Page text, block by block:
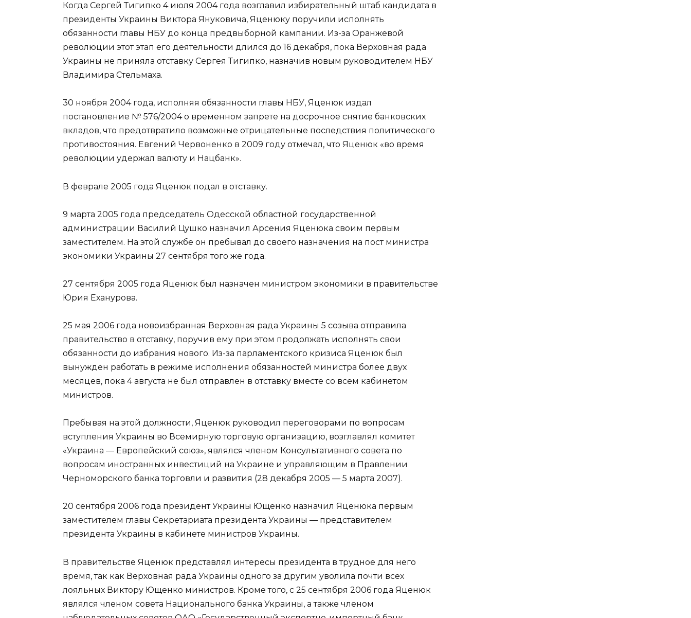
Когда Сергей Тигипко 4 июля 2004 года возглавил избирательный штаб кандидата в
президенты Украины Виктора Януковича, Яценюку поручили исполнять
обязанности главы НБУ до конца предвыборной кампании. Из-за Оранжевой
революции этот этап его деятельности длился до 16 декабря, пока Верховная рада
Украины не приняла отставку Сергея Тигипко, назначив новым руководителем НБУ
Владимира Стельмаха.
30 ноября 2004 года, исполняя обязанности главы НБУ, Яценюк издал
постановление № 576/2004 о временном запрете на досрочное снятие банковских
вкладов, что предотвратило возможные отрицательные последствия политического
противостояния. Евгений Червоненко в 2009 году отмечал, что Яценюк «во время
революции удержал валюту и Нацбанк».
В феврале 2005 года Яценюк подал в отставку.
9 марта 2005 года председатель Одесской областной государственной
администрации Василий Цушко назначил Арсения Яценюка своим первым
заместителем. На этой службе он пребывал до своего назначения на пост министра
экономики Украины 27 сентября того же года.
27 сентября 2005 года Яценюк был назначен министром экономики в правительстве
Юрия Еханурова.
25 мая 2006 года новоизбранная Верховная рада Украины 5 созыва отправила
правительство в отставку, поручив ему при этом продолжать исполнять свои
обязанности до избрания нового. Из-за парламентского кризиса Яценюк был
вынужден работать в режиме исполнения обязанностей министра более двух
месяцев, пока 4 августа не был отправлен в отставку вместе со всем кабинетом
министров.
Пребывая на этой должности, Яценюк руководил переговорами по вопросам
вступления Украины во Всемирную торговую организацию, возглавлял комитет
«Украина — Европейский союз», являлся членом Консультативного совета по
вопросам иностранных инвестиций на Украине и управляющим в Правлении
Черноморского банка торговли и развития (28 декабря 2005 — 5 марта 2007).
20 сентября 2006 года президент Украины Ющенко назначил Яценюка первым
заместителем главы Секретариата президента Украины — представителем
президента Украины в кабинете министров Украины.
В правительстве Яценюк представлял интересы президента в трудное для него
время, так как Верховная рада Украины одного за другим уволила почти всех
лояльных Виктору Ющенко министров. Кроме того, с 25 сентября 2006 года Яценюк
являлся членом совета Национального банка Украины, а также членом